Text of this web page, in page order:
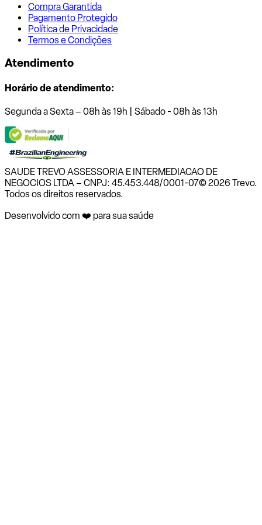
Compra Garantida
Pagamento Protegido
Política de Privacidade
Termos e Condições
Atendimento
Horário de atendimento:
Segunda a Sexta – 08h às 19h | Sábado - 08h às 13h
SAUDE TREVO ASSESSORIA E INTERMEDIACAO DE
NEGOCIOS LTDA – CNPJ: 45.453.448/0001-07© 2026 Trevo.
Todos os direitos reservados.
Desenvolvido com ❤️ para sua saúde